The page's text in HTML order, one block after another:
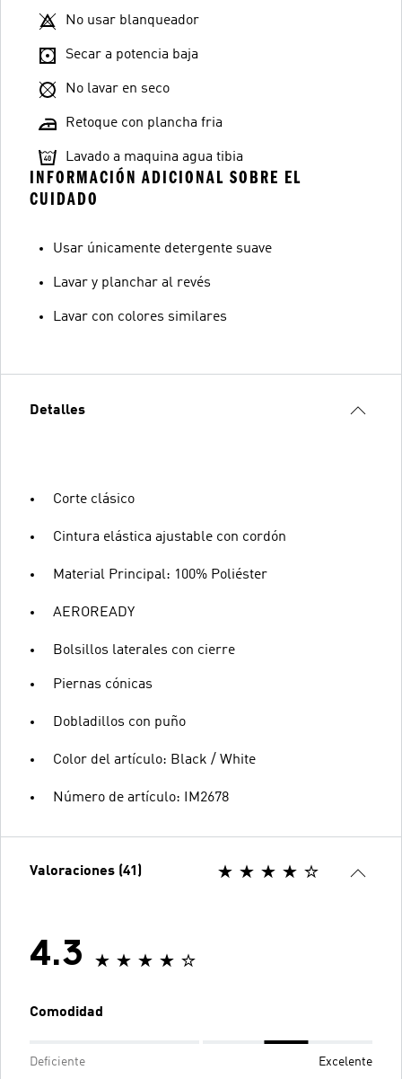
No usar blanqueador
Secar a potencia baja
No lavar en seco
Retoque con plancha fria
Lavado a maquina agua tibia
INFORMACIÓN ADICIONAL SOBRE EL
CUIDADO
Usar únicamente detergente suave
Lavar y planchar al revés
Lavar con colores similares
Detalles
Corte clásico
Cintura elástica ajustable con cordón
Material Principal: 100% Poliéster
AEROREADY
Bolsillos laterales con cierre
Piernas cónicas
Dobladillos con puño
Color del artículo: Black / White
Número de artículo: IM2678
Valoraciones (41)
4.3
Comodidad
Deficiente Excelente